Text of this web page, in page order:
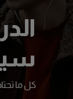
كل ما